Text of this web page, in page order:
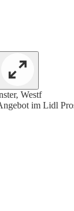
Westf
im Lidl